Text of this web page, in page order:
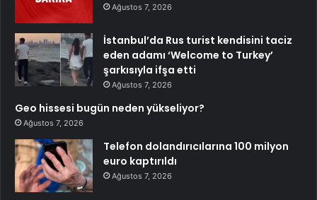
Ağustos 7, 2026
İstanbul’da Rus turist kendisini taciz
eden adamı ‘Welcome to Turkey’
şarkısıyla ifşa etti
Ağustos 7, 2026
Geo hissesi bugün neden yükseliyor?
Ağustos 7, 2026
Telefon dolandırıcılarına 100 milyon
euro kaptırıldı
Ağustos 7, 2026